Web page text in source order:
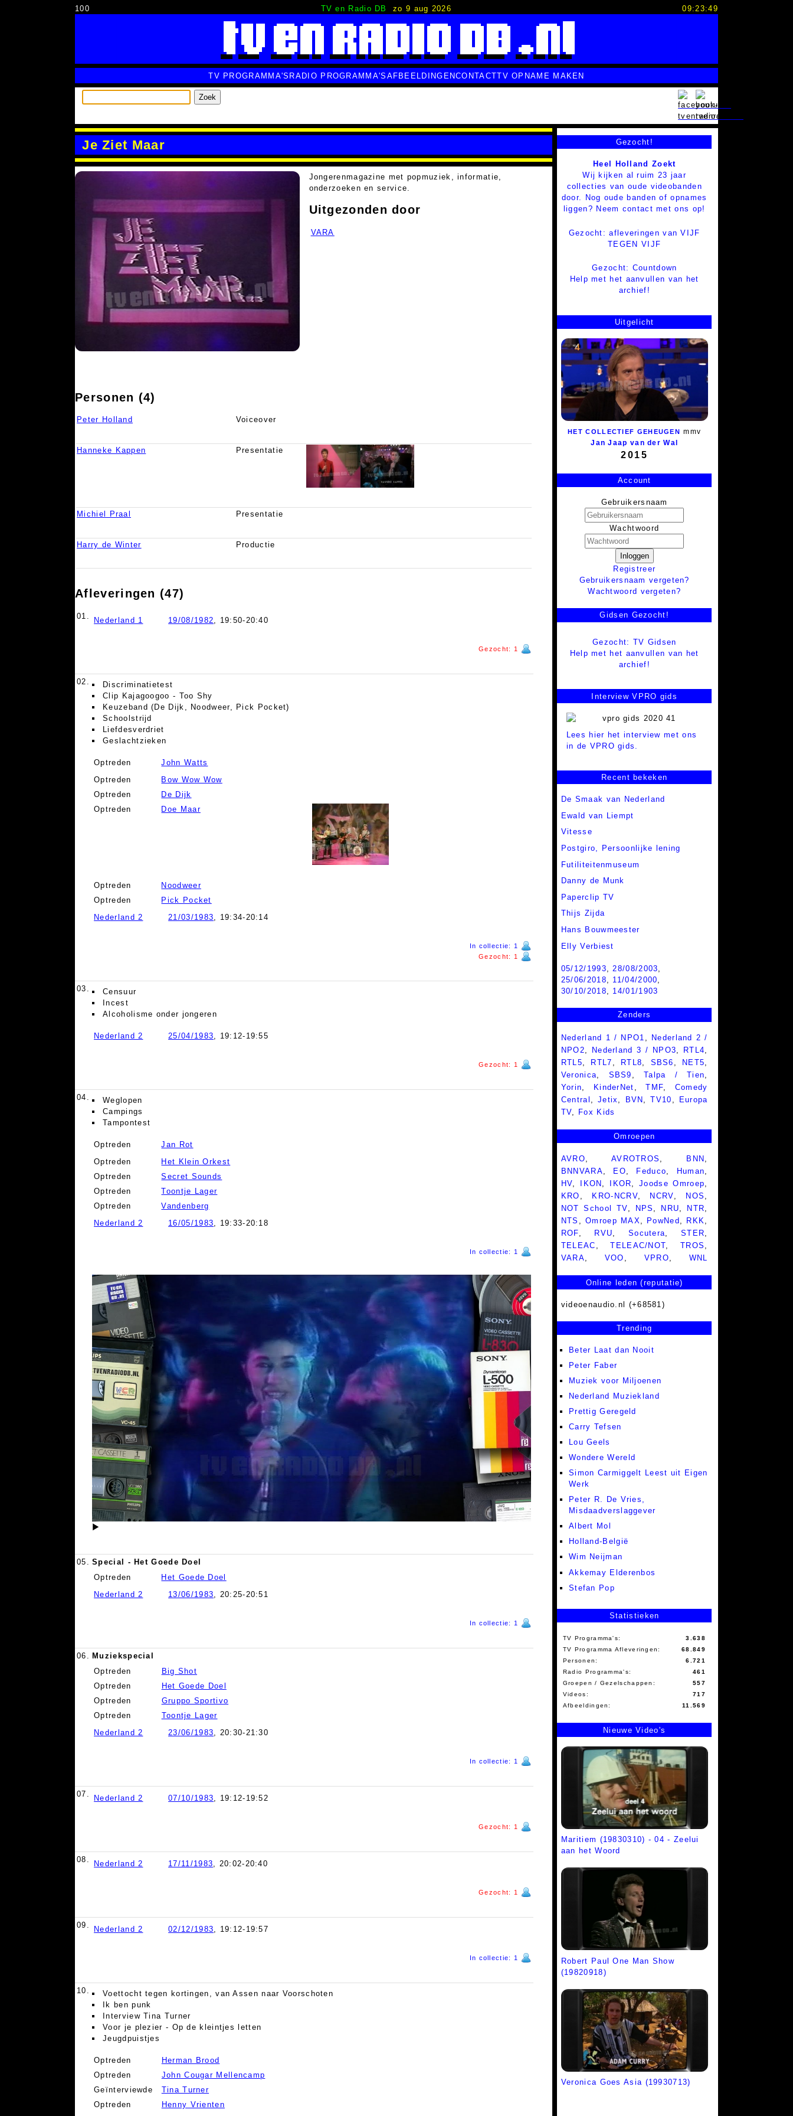
100 TV en Radio DB zo 9 aug 2026 09:23:51
TV PROGRAMMA'S RADIO PROGRAMMA'S AFBEELDINGENCONTACTTV OPNAME MAKEN
Zoek
Je Ziet Maar
Jongerenmagazine met popmuziek, informatie,
onderzoeken en service.
Uitgezonden door
VARA
Personen (4)
Peter Holland Voiceover
Hanneke Kappen Presentatie
Michiel Praal Presentatie
Harry de Winter Productie
Afleveringen (47)
01. Nederland 1 19/08/1982 , 19:50-20:40
Gezocht: 1
02.
Discriminatietest
Clip Kajagoogoo - Too Shy
Keuzeband (De Dijk, Noodweer, Pick Pocket)
Schoolstrijd
Liefdesverdriet
Geslachtzieken
Optreden
John Watts
Optreden
Bow Wow Wow
Optreden
De Dijk
Optreden
Doe Maar
Optreden
Noodweer
Optreden
Pick Pocket
Nederland 2
21/03/1983 , 19:34-20:14
In collectie: 1
Gezocht: 1
03.
Censuur
Incest
Alcoholisme onder jongeren
Nederland 2 25/04/1983 , 19:12-19:55
Gezocht: 1
04.
Weglopen
Campings
Tampontest
Optreden
Jan Rot
Optreden
Het Klein Orkest
Optreden
Secret Sounds
Optreden
Toontje Lager
Optreden
Vandenberg
Nederland 2
16/05/1983 , 19:33-20:18
In collectie: 1
▶
05.
Special - Het Goede Doel
Optreden
Het Goede Doel
Nederland 2
13/06/1983 , 20:25-20:51
In collectie: 1
06.
Muziekspecial
Optreden
Big Shot
Optreden
Het Goede Doel
Optreden
Gruppo Sportivo
Optreden
Toontje Lager
Nederland 2
23/06/1983 , 20:30-21:30
In collectie: 1
07. Nederland 2 07/10/1983 , 19:12-19:52
Gezocht: 1
08. Nederland 2 17/11/1983 , 20:02-20:40
Gezocht: 1
09. Nederland 2 02/12/1983 , 19:12-19:57
In collectie: 1
10.
Voettocht tegen kortingen, van Assen naar Voorschoten
Ik ben punk
Interview Tina Turner
Voor je plezier - Op de kleintjes letten
Jeugdpuistjes
Optreden
Herman Brood
Optreden
John Cougar Mellencamp
Geïnterviewde
Tina Turner
Optreden
Henny Vrienten
Gezocht!
Heel Holland Zoekt
Wij kijken al ruim 23 jaar
collecties van oude videobanden
door. Nog oude banden of opnames
liggen? Neem contact met ons op!
Gezocht: afleveringen van VIJF
TEGEN VIJF
Gezocht: Countdown
Help met het aanvullen van het
archief!
Uitgelicht
HET COLLECTIEF GEHEUGEN mmv
Jan Jaap van der Wal
2015
Account
Gebruikersnaam
Wachtwoord
Inloggen
Registreer
Gebruikersnaam vergeten?
Wachtwoord vergeten?
Gidsen Gezocht!
Gezocht: TV Gidsen
Help met het aanvullen van het
archief!
Interview VPRO gids
Lees hier het interview met ons
in de VPRO gids.
Recent bekeken
De Smaak van Nederland
Ewald van Liempt
Vitesse
Postgiro,
Persoonlijke lening
Futiliteitenmuseum
Danny de Munk
Paperclip TV
Thijs Zijda
Hans Bouwmeester
Elly Verbiest
05/12/1993 28/08/2003
25/06/2018
11/04/2000
30/10/2018
14/01/1903
Zenders
Nederland 1 / NPO1
Nederland 2 /
NPO2
Nederland 3 / NPO3 RTL4
RTL5
RTL7 RTL8 SBS6 NET5
Veronica
SBS9 ,Talpa / Tien
Yorin
KinderNet ,TMF
Comedy
Central
Jetix BVN ,TV10
Europa
TV
Fox Kids
Omroepen
AVRO, AVROTROS , BNN ,
BNNVARA, EO, Feduco, Human,
HV, IKON , IKOR,Joodse Omroep,
KRO , KRO-NCRV, NCRV, NOS ,
NOT School TV, NPS , NRU, NTR,
NTS ,Omroep MAX, PowNed , RKK,
ROF, RVU, Socutera,STER,
TELEAC ,TELEAC/NOT,TROS ,
VARA, VOO , VPRO, WNL
Online leden (reputatie)
videoenaudio.nl (+68581)
Trending
Beter Laat dan Nooit
Peter Faber
Muziek voor Miljoenen
Nederland Muziekland
Prettig Geregeld
Carry Tefsen
Lou Geels
Wondere Wereld
Simon Carmiggelt Leest uit Eigen
Werk
Peter R. De Vries,
Misdaadverslaggever
Albert Mol
Holland-België
Wim Neijman
Akkemay Elderenbos
Stefan Pop
Statistieken
TV Programma's:
3.638
TV Programma Afleveringen:
68.849
Personen:
6.721
Radio Programma's:
461
Groepen / Gezelschappen:
557
Videos:
717
Afbeeldingen:
11.569
Nieuwe Video's
Maritiem (19830310) - 04 - Zeelui
aan het Woord
Robert Paul One Man Show
(19820918)
Veronica Goes Asia (19930713)